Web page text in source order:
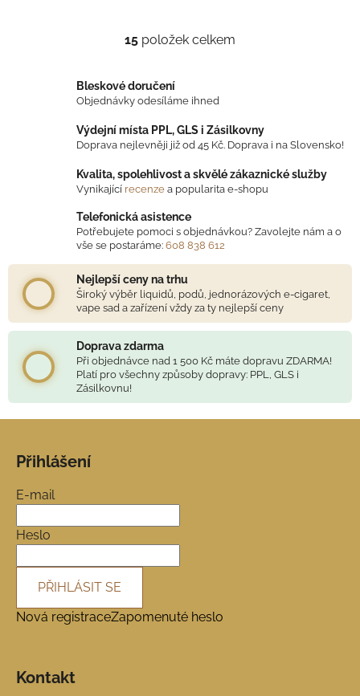
O
á
a
c
í
p
v
k
y
v
ý
p
i
u
15 položek celkem
Bleskové doručení
Objednávky odesíláme ihned
Výdejní místa PPL, GLS i Zásilkovny
Doprava nejlevněji již od 45 Kč. Doprava i na Slovensko!
Kvalita, spolehlivost a skvělé zákaznické služby
Vynikající recenze a popularita e-shopu
Telefonická asistence
Potřebujete pomoci s objednávkou? Zavolejte nám a o
vše se postaráme: 608 838 612
Nejlepší ceny na trhu
Široký výběr liquidů, podů, jednorázových e-cigaret,
vape sad a zařízení vždy za ty nejlepší ceny
Doprava zdarma
Při objednávce nad 1 500 Kč máte dopravu ZDARMA!
Platí pro všechny způsoby dopravy: PPL, GLS i
Zásilkovnu!
Přihlášení
E-mail
Heslo
PŘIHLÁSIT SE
Nová registraceZapomenuté heslo
Kontakt